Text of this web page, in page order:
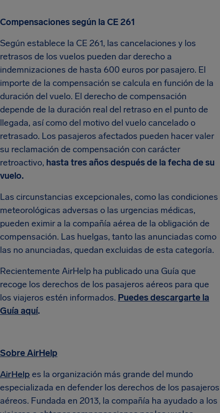
Compensaciones según la CE 261
Según establece la CE 261, las cancelaciones y los
retrasos de los vuelos pueden dar derecho a
indemnizaciones de hasta 600 euros por pasajero. El
importe de la compensación se calcula en función de la
duración del vuelo. El derecho de compensación
depende de la duración real del retraso en el punto de
llegada, así como del motivo del vuelo cancelado o
retrasado. Los pasajeros afectados pueden hacer valer
su reclamación de compensación con carácter
retroactivo, hasta tres años después de la fecha de su
vuelo.
Las circunstancias excepcionales, como las condiciones
meteorológicas adversas o las urgencias médicas,
pueden eximir a la compañía aérea de la obligación de
compensación. Las huelgas, tanto las anunciadas como
las no anunciadas, quedan excluidas de esta categoría.
Recientemente AirHelp ha publicado una Guía que
recoge los derechos de los pasajeros aéreos para que
los viajeros estén informados. Puedes descargarte la
Guía aquí.
Sobre AirHelp
AirHelp es la organización más grande del mundo
especializada en defender los derechos de los pasajeros
aéreos. Fundada en 2013, la compañía ha ayudado a los